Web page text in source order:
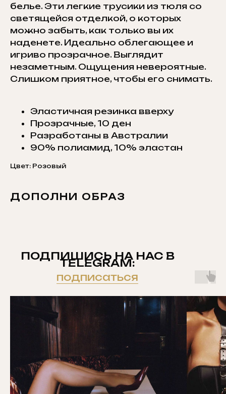
белье. Эти легкие трусики из тюля со
светящейся отделкой, о которых
можно забыть, как только вы их
наденете. Идеально облегающее и
игриво прозрачное. Выглядит
незаметным. Ощущения невероятные.
Слишком приятное, чтобы его снимать.
Эластичная резинка вверху
Прозрачные, 10 ден
Разработаны в Австралии
90% полиамид, 10% эластан
Цвет: Розовый
ДОПОЛНИ ОБРАЗ
ПОДПИШИСЬ НА НАС В
TELEGRAM:
подписаться